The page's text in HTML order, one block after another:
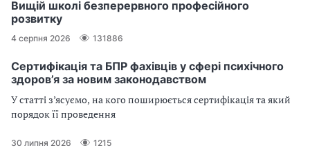
Вищій школі безперервного професійного
розвитку
4 серпня 2026 131886
Сертифікація та БПР фахівців у сфері психічного
здоров’я за новим законодавством
У статті з’ясуємо, на кого поширюється сертифікація та який
порядок її проведення
30 липня 2026 1215